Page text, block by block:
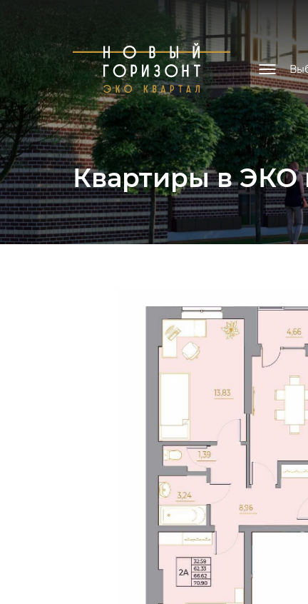
Квартиры в ЭКО